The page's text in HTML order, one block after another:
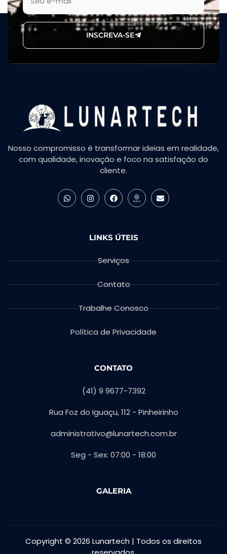
INSCREVA-SE
Nosso compromisso é transformar ideias em realidade,
com qualidade, inovação e foco na satisfação do
cliente.
LINKS ÚTEIS
Serviços
Contato
Trabalhe Conosco
Política de Privacidade
CONTATO
(41) 9 9677-7392
Rua Foz do Iguaçu, 112 - Pinheirinho
administrativo@lunartech.com.br
Seg - Sex: 07:00 - 18:00
GALERIA
Copyright © 2026 Lunartech | Todos os direitos